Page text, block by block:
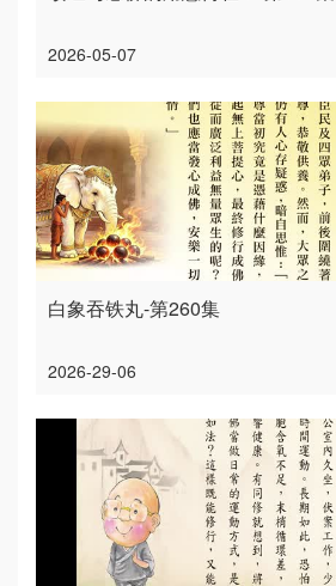
2026-05-07
白象吞铁丸-第260集
2026-29-06